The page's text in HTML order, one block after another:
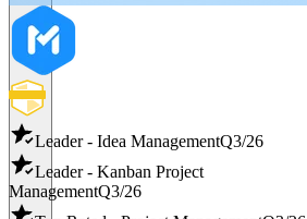
Leader - Idea ManagementQ3/26
Leader - Kanban Project
ManagementQ3/26